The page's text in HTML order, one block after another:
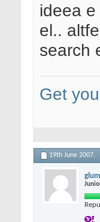
ideea
el..
search
Get
19th June 2007,